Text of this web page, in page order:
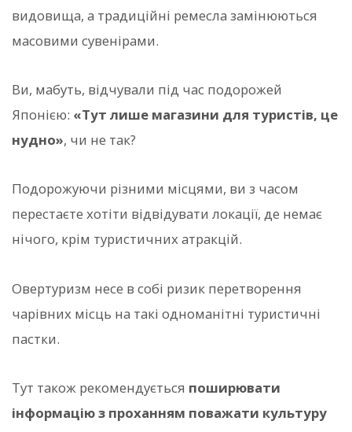
видовища, а традиційні ремесла замінюються
масовими сувенірами.
Ви, мабуть, відчували під час подорожей
Японією: «Тут лише магазини для туристів, це
нудно», чи не так?
Подорожуючи різними місцями, ви з часом
перестаєте хотіти відвідувати локації, де немає
нічого, крім туристичних атракцій.
Овертуризм несе в собі ризик перетворення
чарівних місць на такі одноманітні туристичні
пастки.
Тут також рекомендується поширювати
інформацію з проханням поважати культуру